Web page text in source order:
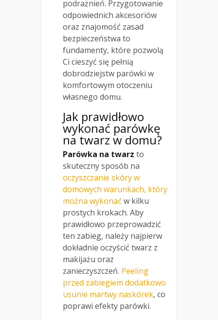
podrażnień. Przygotowanie
odpowiednich akcesoriów
oraz znajomość zasad
bezpieczeństwa to
fundamenty, które pozwolą
Ci cieszyć się pełnią
dobrodziejstw parówki w
komfortowym otoczeniu
własnego domu.
Jak prawidłowo
wykonać parówkę
na twarz w domu?
Parówka na twarz to
skuteczny sposób na
oczyszczanie skóry w
domowych warunkach, który
można wykonać w kilku
prostych krokach. Aby
prawidłowo przeprowadzić
ten zabieg, należy najpierw
dokładnie oczyścić twarz z
makijażu oraz
zanieczyszczeń. Peeling
przed zabiegiem dodatkowo
usunie martwy naskórek, co
poprawi efekty parówki.